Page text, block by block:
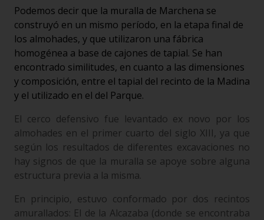
Podemos decir que la muralla de Marchena se
construyó en un mismo período, en la etapa final de
los almohades, y que utilizaron una fábrica
homogénea a base de cajones de tapial. Se han
encontrado similitudes, en cuanto a las dimensiones
y composición, entre el tapial del recinto de la Madina
y el utilizado en el del Parque.
El cerco defensivo fue levantado ex novo por los
almohades en el primer cuarto del siglo XIII, ya que
según los resultados de diferentes excavaciones no
hay signos de que la muralla se apoye sobre alguna
estructura previa a la misma.
En principio, estuvo conformado por dos recintos
amurallados: El de la Alcazaba (donde se encontraba